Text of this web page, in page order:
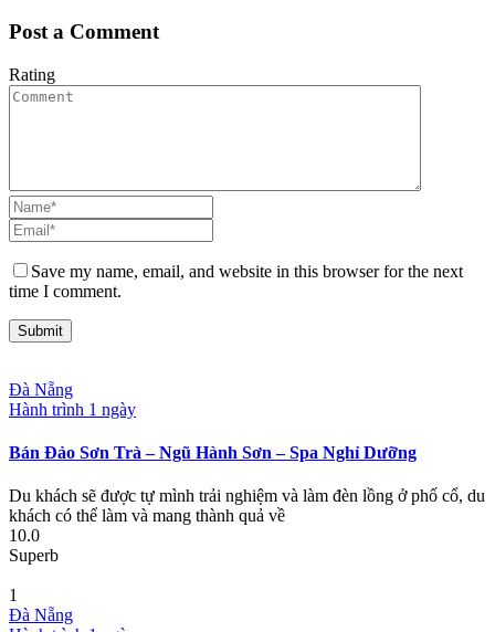
Post a Comment
Rating
Save my name, email, and website in this browser for the next
time I comment.
Đà Nẵng
Hành trình 1 ngày
Bán Đảo Sơn Trà – Ngũ Hành Sơn – Spa Nghỉ Dưỡng
Du khách sẽ được tự mình trải nghiệm và làm đèn lồng ở phố cổ, du
khách có thể làm và mang thành quả về
10.0
Superb
1
Đà Nẵng